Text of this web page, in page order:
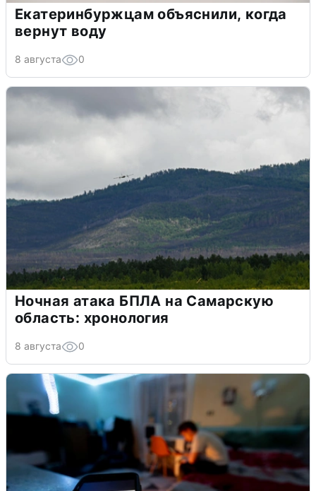
Екатеринбуржцам объяснили, когда
вернут воду
8 августа 0
Ночная атака БПЛА на Самарскую
область: хронология
8 августа 0